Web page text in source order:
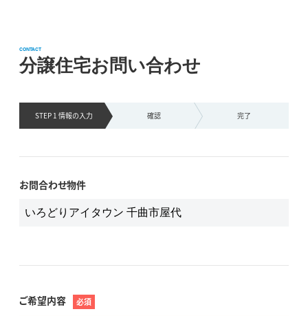
分譲住宅お問い合わせ
CONTACT
STEP 1 情報の入力 確認 完了
お問合わせ物件
ご希望内容 必須